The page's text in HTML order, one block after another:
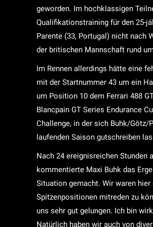
geworden. Im hochklassigen
Qualifikationstraining für den 25-
Parente (33, Portugal) nicht nach
der britischen Mannschaft rund
Im Rennen allerdings hätte eine
mit der Startnummer 43 um ein
um Position 10 dem Ferrari 488
Blancpain GT Series Endurance
Challenge, in der sich Buhk/
laufenden Saison gutschreiben
Nach 24 ereignisreichen Stunden
kommentierte Maxi Buhk das
Situation gemacht. Wir waren
Spitzenpositionen mitreden zu
uns sehr gut gelungen. Ich bin
Natürlich haben wir auch von